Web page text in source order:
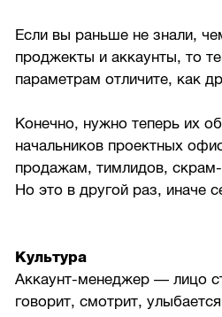
Если вы раньше не знали,
проджекты и аккаунты, то
параметрам отличите, как
Конечно, нужно теперь их
начальников проектных
продажам, тимлидов,
Но это в другой раз, иначе
Культура
Аккаунт-менеджер — лицо
говорит, смотрит,